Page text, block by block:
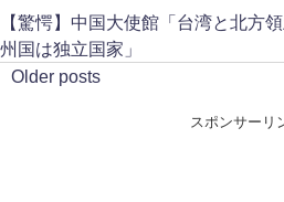
【驚愕】中国大使館「台湾と北方
州国は独立国家」
Older posts
スポンサーリ